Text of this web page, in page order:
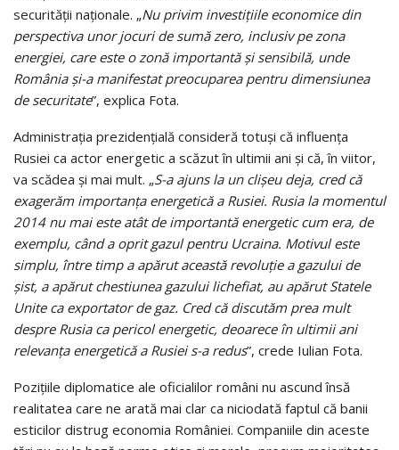
securităţii naţionale. „Nu privim investiţiile economice din
perspectiva unor jocuri de sumă zero, inclusiv pe zona
energiei, care este o zonă importantă şi sensibilă, unde
România şi-a manifestat preocuparea pentru dimensiunea
de securitate”, explica Fota.
Administraţia prezidenţială consideră totuşi că influenţa
Rusiei ca actor energetic a scăzut în ultimii ani şi că, în viitor,
va scădea şi mai mult. „S-a ajuns la un clişeu deja, cred că
exagerăm importanţa energetică a Rusiei. Rusia la momentul
2014 nu mai este atât de importantă energetic cum era, de
exemplu, când a oprit gazul pentru Ucraina. Motivul este
simplu, între timp a apărut această revoluţie a gazului de
şist, a apărut chestiunea gazului lichefiat, au apărut Statele
Unite ca exportator de gaz. Cred că discutăm prea mult
despre Rusia ca pericol energetic, deoarece în ultimii ani
relevanţa energetică a Rusiei s-a redus”, crede Iulian Fota.
Poziţiile diplomatice ale oficialilor români nu ascund însă
realitatea care ne arată mai clar ca niciodată faptul că banii
esticilor distrug economia României. Companiile din aceste